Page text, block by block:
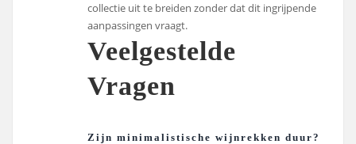
collectie uit te breiden zonder dat dit ingrijpende
aanpassingen vraagt.
Veelgestelde
Vragen
Zijn minimalistische wijnrekken duur?